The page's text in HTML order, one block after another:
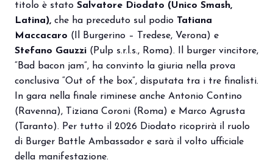
titolo è stato Salvatore Diodato (Unico Smash,
Latina), che ha preceduto sul podio Tatiana
Maccacaro (Il Burgerino – Tredese, Verona) e
Stefano Gauzzi (Pulp s.r.l.s., Roma). Il burger vincitore,
“Bad bacon jam”, ha convinto la giuria nella prova
conclusiva “Out of the box”, disputata tra i tre finalisti.
In gara nella finale riminese anche Antonio Contino
(Ravenna), Tiziana Coroni (Roma) e Marco Agrusta
(Taranto). Per tutto il 2026 Diodato ricoprirà il ruolo
di Burger Battle Ambassador e sarà il volto ufficiale
della manifestazione.